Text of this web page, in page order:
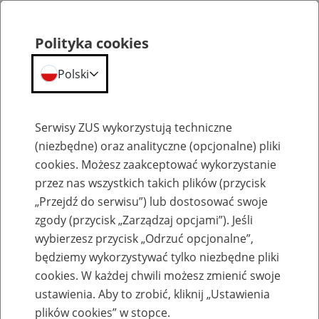
Emerytury
Baza zlikwidowanych lub
przekształconych zakładów pracy
Polityka cookies
Polski
Serwisy ZUS wykorzystują techniczne
(niezbędne) oraz analityczne (opcjonalne) pliki
cookies. Możesz zaakceptować wykorzystanie
przez nas wszystkich takich plików (przycisk
„Przejdź do serwisu”) lub dostosować swoje
zgody (przycisk „Zarządzaj opcjami”). Jeśli
wybierzesz przycisk „Odrzuć opcjonalne”,
będziemy wykorzystywać tylko niezbędne pliki
cookies. W każdej chwili możesz zmienić swoje
ustawienia. Aby to zrobić, kliknij „Ustawienia
plików cookies” w stopce.